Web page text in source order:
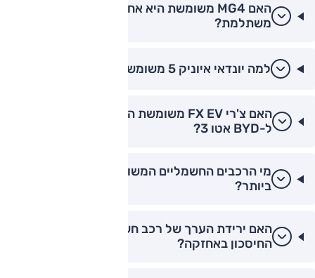
האם MG4 משומשת היא אחת מכונית חשמלית
משתלמת?
למה יונדאי איוניק 5 משומשת עדיין מבוקשת?
האם צ'רי FX EV משומשת היא אלטרנטיבה טובה
ל-BYD אטו 3?
מי הרכבים החשמליים המשומשים הפופולריים
ביותר?
האם ירידת הערך של רכב חשמלי מבטלת את
החיסכון באחזקה?